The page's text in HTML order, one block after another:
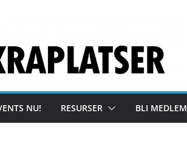
NU! RESURSER BLI MEDLEM